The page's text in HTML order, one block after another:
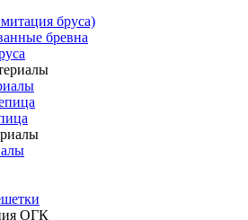
бруса)
бревна